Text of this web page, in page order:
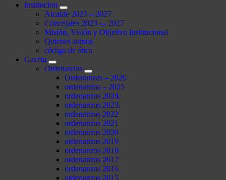
Institucion
Alcalde 2023 – 2027
Concejales 2023 –- 2027
Misión, Visión y Objetivo Institucional
Quienes somos
código de ética
Gaceta
Ordenanzas
Ordenanzas – 2026
ordenanzas – 2025
ordenanzas 2024.
ordenanzas 2023.
ordenanzas 2022
ordenanzas 2021
ordenanzas 2020
ordenanzas 2019
ordenanzas 2018
ordenanzas 2017
ordenanzas 2016
ordenanzas 2015